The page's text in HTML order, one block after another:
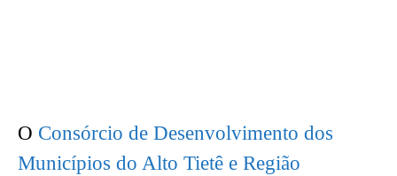
O Consórcio de Desenvolvimento dos
Municípios do Alto Tietê e Região